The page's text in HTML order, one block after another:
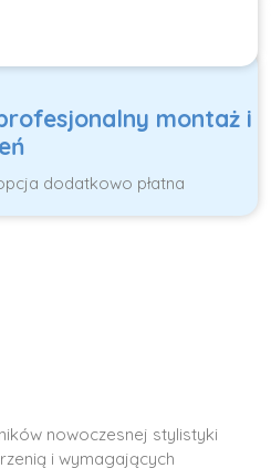
montaż i
dodatkowo płatna
nowoczesnej stylistyki
i wymagających